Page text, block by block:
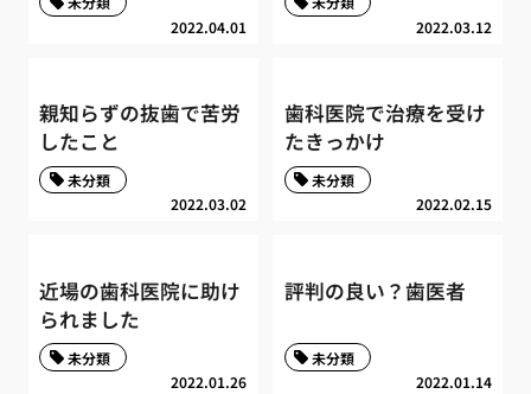
2022.04.01 2022.03.12
親知らずの抜歯で苦労
したこと
2022.03.02
未分類
歯科医院で治療を受け
たきっかけ
2022.02.15
未分類
近場の歯科医院に助け
られました
2022.01.26
未分類
評判の良い？歯医者
2022.01.14
未分類